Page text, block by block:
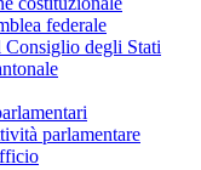
federale
Consiglio degli Stati
parlamentare